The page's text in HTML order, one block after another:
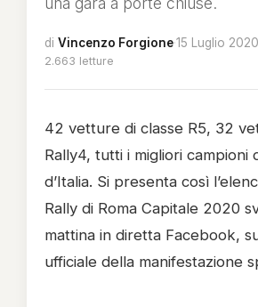
di Vincenzo Forgione·15 Luglio
2.663 letture
42 vetture di classe R5, 32
Rally4, tutti i migliori campioni
d’Italia. Si presenta così
Rally di Roma Capitale 2020
mattina in diretta Facebook,
ufficiale della manifestazione